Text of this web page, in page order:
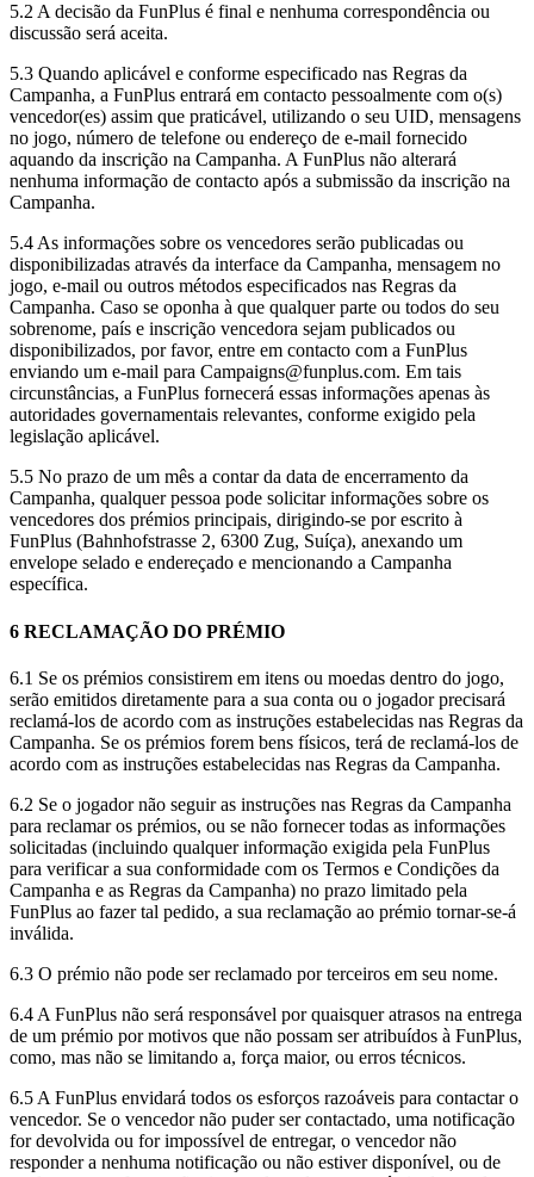
5.2 A decisão da FunPlus é final e nenhuma correspondência ou
discussão será aceita.
5.3 Quando aplicável e conforme especificado nas Regras da
Campanha, a FunPlus entrará em contacto pessoalmente com o(s)
vencedor(es) assim que praticável, utilizando o seu UID, mensagens
no jogo, número de telefone ou endereço de e-mail fornecido
aquando da inscrição na Campanha. A FunPlus não alterará
nenhuma informação de contacto após a submissão da inscrição na
Campanha.
5.4 As informações sobre os vencedores serão publicadas ou
disponibilizadas através da interface da Campanha, mensagem no
jogo, e-mail ou outros métodos especificados nas Regras da
Campanha. Caso se oponha à que qualquer parte ou todos do seu
sobrenome, país e inscrição vencedora sejam publicados ou
disponibilizados, por favor, entre em contacto com a FunPlus
enviando um e-mail para Campaigns@funplus.com. Em tais
circunstâncias, a FunPlus fornecerá essas informações apenas às
autoridades governamentais relevantes, conforme exigido pela
legislação aplicável.
5.5 No prazo de um mês a contar da data de encerramento da
Campanha, qualquer pessoa pode solicitar informações sobre os
vencedores dos prémios principais, dirigindo-se por escrito à
FunPlus (Bahnhofstrasse 2, 6300 Zug, Suíça), anexando um
envelope selado e endereçado e mencionando a Campanha
específica.
6 RECLAMAÇÃO DO PRÉMIO
6.1 Se os prémios consistirem em itens ou moedas dentro do jogo,
serão emitidos diretamente para a sua conta ou o jogador precisará
reclamá-los de acordo com as instruções estabelecidas nas Regras da
Campanha. Se os prémios forem bens físicos, terá de reclamá-los de
acordo com as instruções estabelecidas nas Regras da Campanha.
6.2 Se o jogador não seguir as instruções nas Regras da Campanha
para reclamar os prémios, ou se não fornecer todas as informações
solicitadas (incluindo qualquer informação exigida pela FunPlus
para verificar a sua conformidade com os Termos e Condições da
Campanha e as Regras da Campanha) no prazo limitado pela
FunPlus ao fazer tal pedido, a sua reclamação ao prémio tornar-se-á
inválida.
6.3 O prémio não pode ser reclamado por terceiros em seu nome.
6.4 A FunPlus não será responsável por quaisquer atrasos na entrega
de um prémio por motivos que não possam ser atribuídos à FunPlus,
como, mas não se limitando a, força maior, ou erros técnicos.
6.5 A FunPlus envidará todos os esforços razoáveis para contactar o
vencedor. Se o vencedor não puder ser contactado, uma notificação
for devolvida ou for impossível de entregar, o vencedor não
responder a nenhuma notificação ou não estiver disponível, ou de